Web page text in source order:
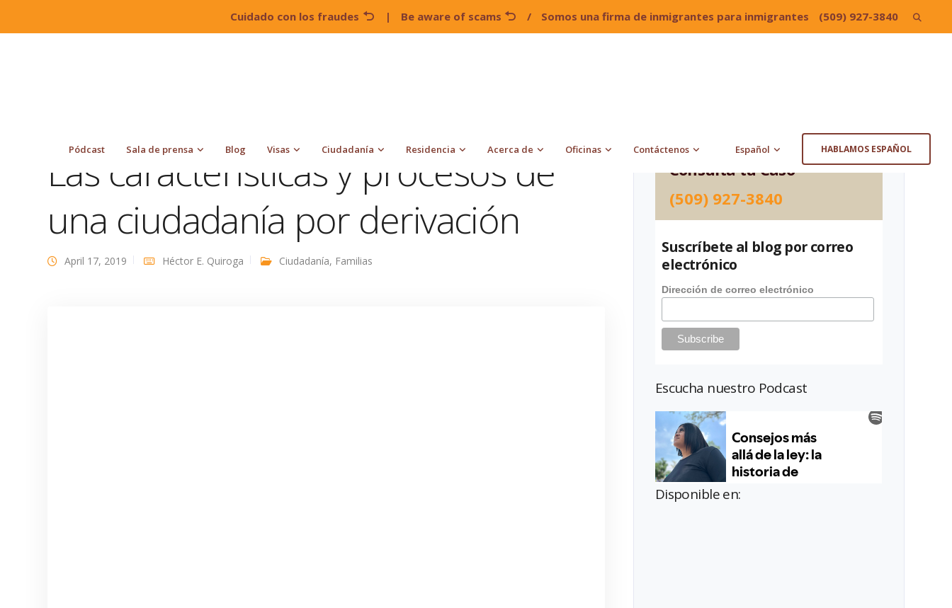
Cuidado con los fraudes | Be aware of scams / Somos una firma de inmigrantes para inmigrantes (509) 927-3840 Search
Pódcast Sala de prensa Blog Visas Ciudadanía Residencia Acerca de Oficinas Contáctenos Español HABLAMOS ESPAÑOL
Las características y procesos de
una ciudadanía por derivación
April 17, 2019 Héctor E. Quiroga Ciudadanía, Familias
Consulta tu Caso
(509) 927-3840
Suscríbete al blog por correo
electrónico
Dirección de correo electrónico
Escucha nuestro Podcast
Disponible en: